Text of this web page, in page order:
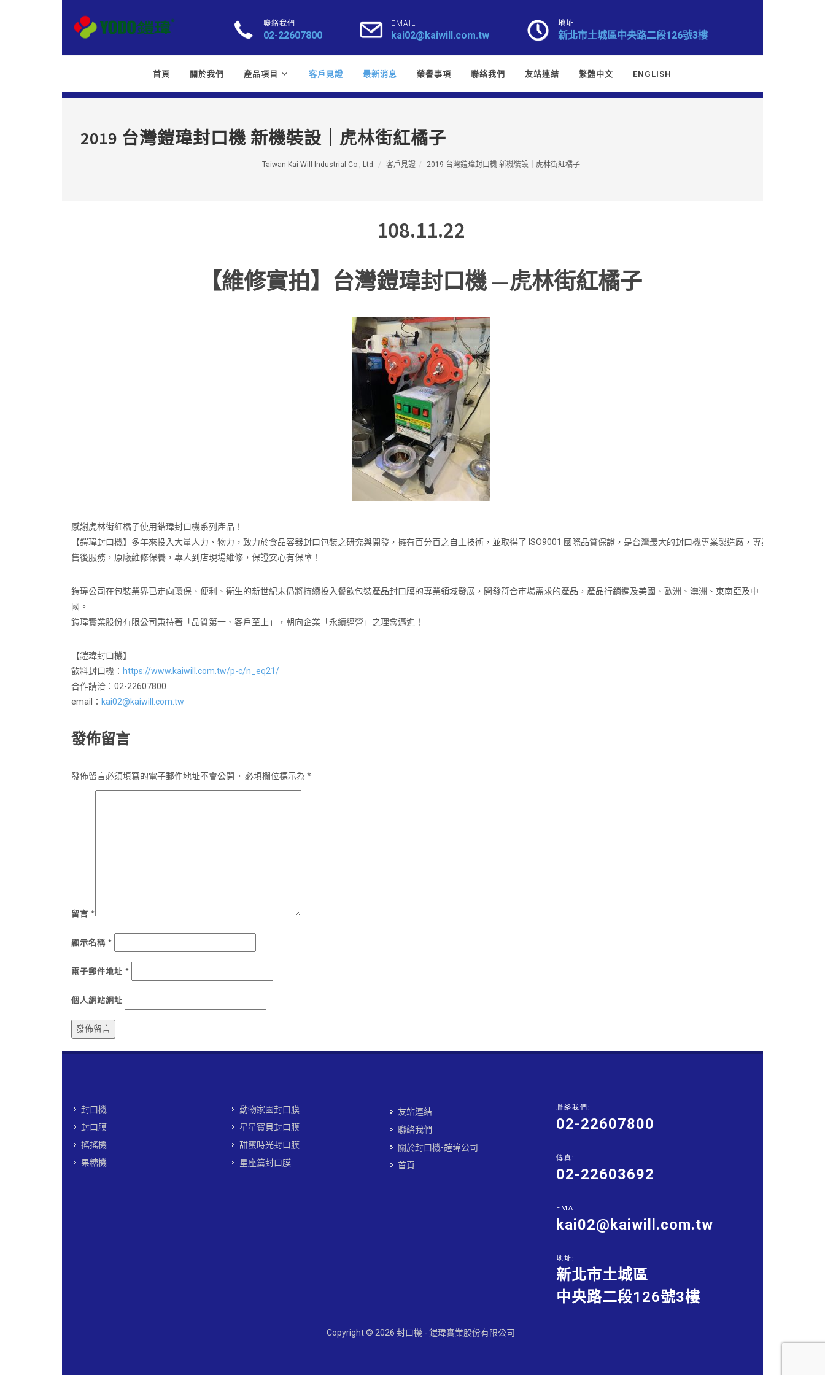
聯絡我們
02-22607800
EMAIL
kai02@kaiwill.com.tw
地址
新北市土城區中央路二段126號3樓
首頁 關於我們 產品項目 客戶見證 最新消息 榮譽事項 聯絡我們 友站連結 繁體中文 ENGLISH
2019 台灣鎧瑋封口機 新機裝設｜虎林街紅橘子
Taiwan Kai Will Industrial Co., Ltd. 客戶見證 2019 台灣鎧瑋封口機 新機裝設｜虎林街紅橘子
108.11.22
【維修實拍】台灣鎧瑋封口機 —虎林街紅橘子
感謝虎林街紅橘子使用鍇瑋封口機系列產品！
【鎧瑋封口機】多年來投入大量人力、物力，致力於食品容器封口包裝之研究與開發，擁有百分百之自主技術，並取得了 ISO9001 國際品質保證，是台灣最大的封口機專業製造廠，專業
售後服務，原廠維修保養，專人到店現場維修，保證安心有保障！
鎧瑋公司在包裝業界已走向環保、便利、衛生的新世紀末仍將持續投入餐飲包裝產品封口膜的專業領域發展，開發符合市場需求的產品，產品行銷遍及美國、歐洲、澳洲、東南亞及中
國。
鎧瑋實業股份有限公司秉持著「品質第一、客戶至上」，朝向企業「永續經營」之理念邁進！
【鎧瑋封口機】
飲料封口機： https://www.kaiwill.com.tw/p-c/n_eq21/
合作請洽：02-22607800
email： kai02@kaiwill.com.tw
發佈留言
發佈留言必須填寫的電子郵件地址不會公開。 必填欄位標示為 *
留言 *
顯示名稱 *
電子郵件地址 *
個人網站網址
封口機
封口膜
搖搖機
果糖機
動物家園封口膜
星星寶貝封口膜
甜蜜時光封口膜
星座篇封口膜
友站連結
聯絡我們
關於封口機-鎧瑋公司
首頁
聯絡我們:
02-22607800
傳真:
02-22603692
EMAIL:
kai02@kaiwill.com.tw
地址:
新北市土城區
中央路二段126號3樓
Copyright © 2026 封口機 - 鎧瑋實業股份有限公司